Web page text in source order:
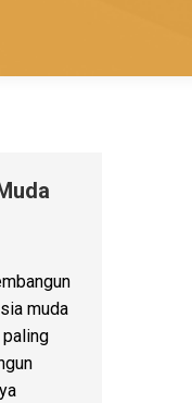
muda
paling